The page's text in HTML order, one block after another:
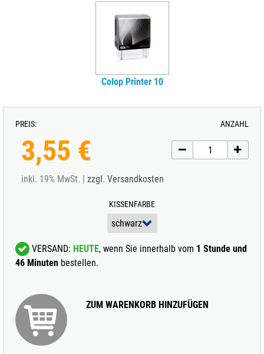
Colop Printer 10
PREIS:
3,55 €
inkl. 19% MwSt. | zzgl. Versandkosten
KISSENFARBE
VERSAND: HEUTE, wenn Sie innerhalb vom 1 Stunde und
46 Minuten bestellen.
ANZAHL
ZUM WARENKORB HINZUFÜGEN